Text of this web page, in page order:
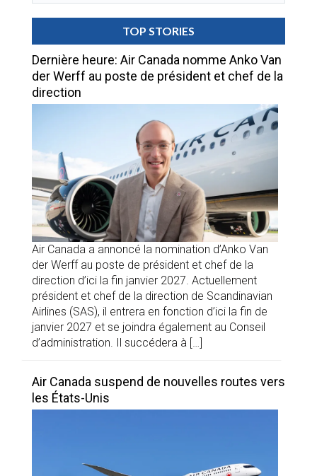
TOP STORIES
Dernière heure: Air Canada nomme Anko Van
der Werff au poste de président et chef de la
direction
Air Canada a annoncé la nomination d’Anko Van
der Werff au poste de président et chef de la
direction d’ici la fin janvier 2027. Actuellement
président et chef de la direction de Scandinavian
Airlines (SAS), il entrera en fonction d’ici la fin de
janvier 2027 et se joindra également au Conseil
d’administration. Il succédera à […]
Air Canada suspend de nouvelles routes vers
les États-Unis